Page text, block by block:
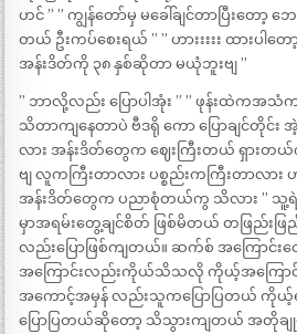
ဟင် ” ” ကျွန်တော်မှ မခေါ်ချင်တာပြီးတော့ ဘ
တယ် ဦးကပ်စေးရယ် ” ” ဟားးးးး ထားပါတေ
အန်းဒိတ်ကို ၃၈ နှစ်ဆိုတာ မယုံဘူးဗျ ”
” ဘာလို့လည်း ပြောပါအုံး ” ” ဖုန်းထဲကအသံ
သိတာကျနေတာပဲ ဗီဒရို ကော ပြောချင်တို
လား အန်းဒိတ်တွေက ဈေးကြီးတယ် ရှားတယ်
ဗျ လူကကြီးတာလား ပစ္စည်းကကြီးတာလား
အန်းဒိတ်တွေက ပညာစုံတယ်ကွ သိလား ” သူ့ရဲ့
မှာအရမ်းတွေ့ချင်စိတ် ဖြစ်မိတယ် တဖြည်းဖြည်
လည်းပြောဖြစ်ကျတယ်။ ဆက်စ် အကြောင်း
အကြောင်းလည်းကိုယ်သိသလို ကိုယ့်အကြော
အကောင့်အမှန် လည်းသူကပြောပြတယ် ကို
ပြောပြတယ်ဆိုတော့ သိသွားကျတယ် အတိုချုပ်